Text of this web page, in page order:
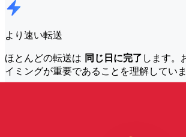
より速い転送
ほとんどの転送は 同じ日に完了 します。
イミングが重要であることを理解していま